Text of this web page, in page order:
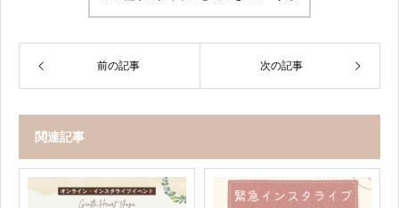
前の記事 次の記事
関連記事